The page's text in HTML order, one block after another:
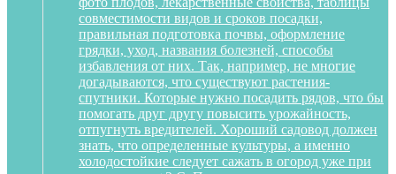
совместимости видов и сроков посадки,
правильная подготовка почвы, оформление
грядки, уход, названия болезней, способы
избавления от них. Так, например, не многие
догадываются, что существуют растения-
спутники. Которые нужно посадить рядов, что бы
помогать друг другу повысить урожайность,
отпугнуть вредителей. Хороший садовод должен
знать, что определенные культуры, а именно
холодостойкие следует сажать в огород уже при